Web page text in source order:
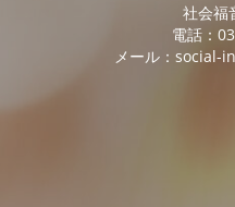
社会福
電話：
メール：social-